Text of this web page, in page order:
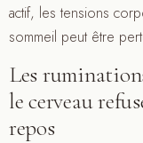
actif, les tensions
sommeil peut être
Les
le cerveau
repos